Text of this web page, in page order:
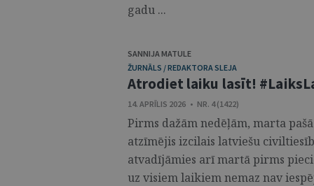
gadu ...
SANNIJA MATULE
ŽURNĀLS / REDAKTORA SLEJA
Atrodiet laiku lasīt!
14. APRĪLIS 2026 • NR. 4 (1422)
Pirms dažām nedēļām, marta
atzīmējis izcilais latviešu
atvadījāmies arī martā pirms
uz visiem laikiem nemaz nav